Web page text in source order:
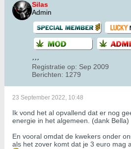
Silas
Admin
Registratie op: Sep 2009
Berichten: 1279
23 September 2022, 10:48
Ik vond het al opvallend dat er nog
energie in het algemeen. (dank Bella)
En vooral omdat de kwekers onder
als het zover komt dat je 3 euro mag